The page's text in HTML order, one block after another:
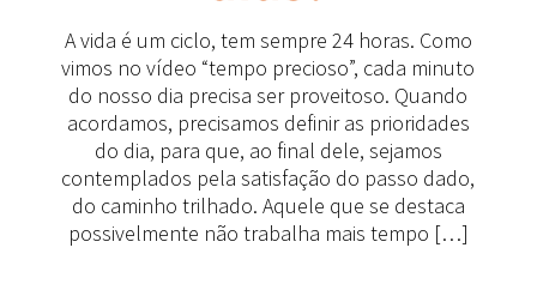
A vida é um ciclo, tem sempre 24 horas. Como
vimos no vídeo “tempo precioso”, cada minuto
do nosso dia precisa ser proveitoso. Quando
acordamos, precisamos definir as prioridades
do dia, para que, ao final dele, sejamos
contemplados pela satisfação do passo dado,
do caminho trilhado. Aquele que se destaca
possivelmente não trabalha mais tempo […]